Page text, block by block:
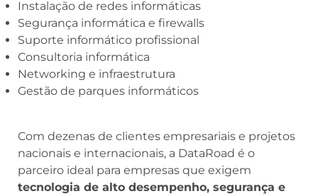
Instalação de redes informáticas
Segurança informática e firewalls
Suporte informático profissional
Consultoria informática
Networking e infraestrutura
Gestão de parques informáticos
Com dezenas de clientes empresariais e projetos
nacionais e internacionais, a DataRoad é o
parceiro ideal para empresas que exigem
tecnologia de alto desempenho, segurança e